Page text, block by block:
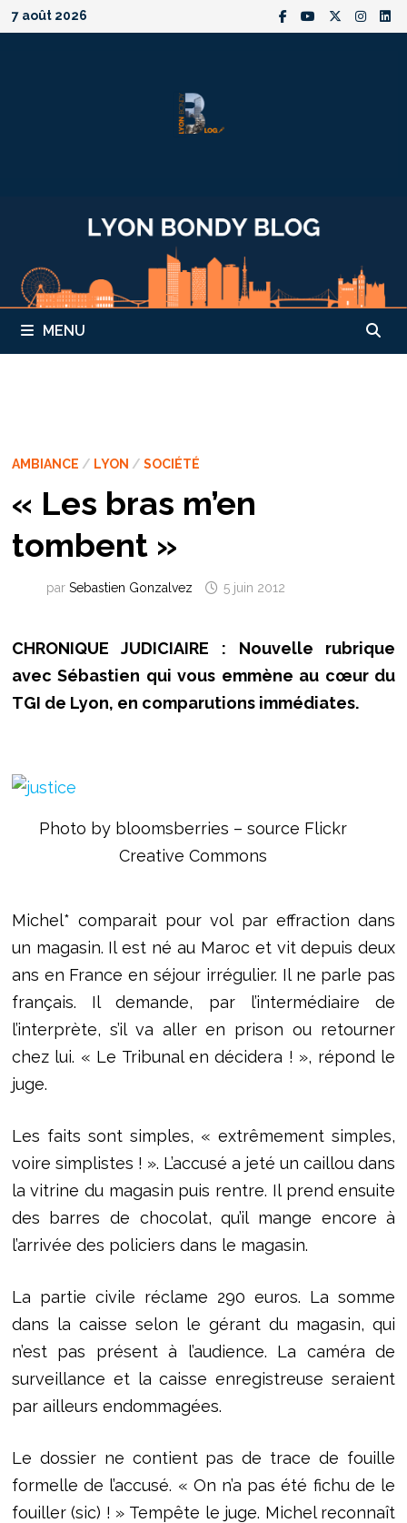
Passer
au
7 août 2026
MENU
AMBIANCE / LYON / SOCIÉTÉ
« Les bras m’en
tombent »
par Sebastien Gonzalvez 5 juin 2012
CHRONIQUE JUDICIAIRE : Nouvelle rubrique
avec Sébastien qui vous emmène au cœur du
TGI de Lyon, en comparutions immédiates.
Photo by bloomsberries – source Flickr
Creative Commons
Michel* comparait pour vol par effraction dans
un magasin. Il est né au Maroc et vit depuis deux
ans en France en séjour irrégulier. Il ne parle pas
français. Il demande, par l’intermédiaire de
l’interprète, s’il va aller en prison ou retourner
chez lui. « Le Tribunal en décidera ! », répond le
juge.
Les faits sont simples, « extrêmement simples,
voire simplistes ! ». L’accusé a jeté un caillou dans
la vitrine du magasin puis rentre. Il prend ensuite
des barres de chocolat, qu’il mange encore à
l’arrivée des policiers dans le magasin.
La partie civile réclame 290 euros. La somme
dans la caisse selon le gérant du magasin, qui
n’est pas présent à l’audience. La caméra de
surveillance et la caisse enregistreuse seraient
par ailleurs endommagées.
Le dossier ne contient pas de trace de fouille
formelle de l’accusé. « On n’a pas été fichu de le
fouiller (sic) ! » Tempête le juge. Michel reconnaît